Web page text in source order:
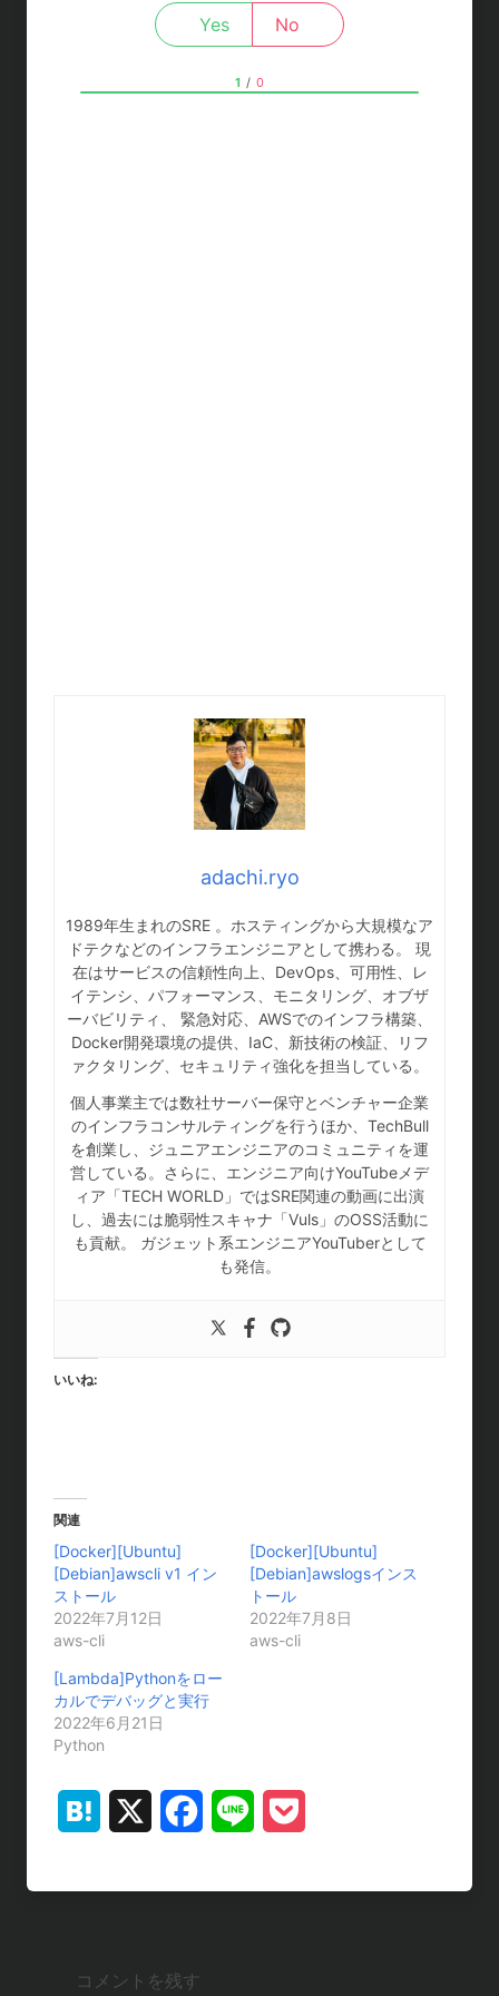
Yes No
1 / 0
adachi.ryo
1989年生まれのSRE 。ホスティングから大規模なア
ドテクなどのインフラエンジニアとして携わる。 現
在はサービスの信頼性向上、DevOps、可用性、レ
イテンシ、パフォーマンス、モニタリング、オブザ
ーバビリティ、 緊急対応、AWSでのインフラ構築、
Docker開発環境の提供、IaC、新技術の検証、リフ
ァクタリング、セキュリティ強化を担当している。
個人事業主では数社サーバー保守とベンチャー企業
のインフラコンサルティングを行うほか、TechBull
を創業し、ジュニアエンジニアのコミュニティを運
営している。さらに、エンジニア向けYouTubeメデ
ィア「TECH WORLD」ではSRE関連の動画に出演
し、過去には脆弱性スキャナ「Vuls」のOSS活動に
も貢献。 ガジェット系エンジニアYouTuberとして
も発信。
いいね:
関連
[Docker][Ubuntu]
[Debian]awscli v1 イン
ストール
2022年7月12日
aws-cli
[Docker][Ubuntu]
[Debian]awslogsインス
トール
2022年7月8日
aws-cli
[Lambda]Pythonをロー
カルでデバッグと実行
2022年6月21日
Python
t
n
c
n
c
コメントを残す